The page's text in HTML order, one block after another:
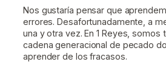
Nos gustaría pensar que
errores. Desafortunadamente, a
una y otra vez. En 1 Reyes, somos
cadena generacional de pecado
aprender de los fracasos.